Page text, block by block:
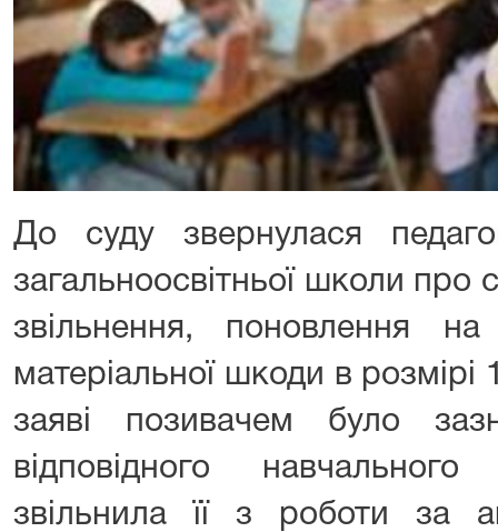
До суду звернулася
загальноосвітньої школи про
звільнення, поновлення
матеріальної шкоди в
заяві позивачем було
відповідного
звільнила її з роботи за